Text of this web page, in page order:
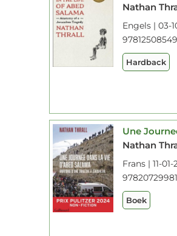
Nathan
Engels | 03-
Hardback
Nathan
Frans | 11-
Boek